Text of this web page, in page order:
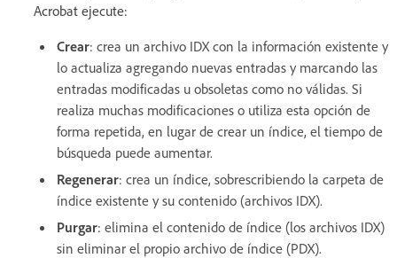
Acrobat ejecute:
Crear: crea un archivo IDX con la información existente y
lo actualiza agregando nuevas entradas y marcando las
entradas modificadas u obsoletas como no válidas. Si
realiza muchas modificaciones o utiliza esta opción de
forma repetida, en lugar de crear un índice, el tiempo de
búsqueda puede aumentar.
Regenerar: crea un índice, sobrescribiendo la carpeta de
índice existente y su contenido (archivos IDX).
Purgar: elimina el contenido de índice (los archivos IDX)
sin eliminar el propio archivo de índice (PDX).